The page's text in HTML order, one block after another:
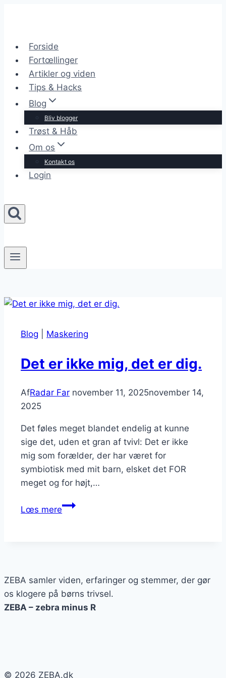
Forside
Fortœllinger
Artikler og viden
Tips & Hacks
Blog
Bliv blogger
Trøst & Håb
Om os
Kontakt os
Login
Blog Maskering
Det er ikke mig, det er dig.
AfRadar Far november 11, 2025november 14,
2025
Det føles meget blandet endelig at kunne
sige det, uden et gran af tvivl: Det er ikke
mig som forælder, der har været for
symbiotisk med mit barn, elsket det FOR
meget og for højt,…
Lœs mereDet
dig.
ZEBA samler viden, erfaringer og stemmer, der gør
os klogere på børns trivsel.
ZEBA – zebra minus R
© 2026 ZEBA.dk